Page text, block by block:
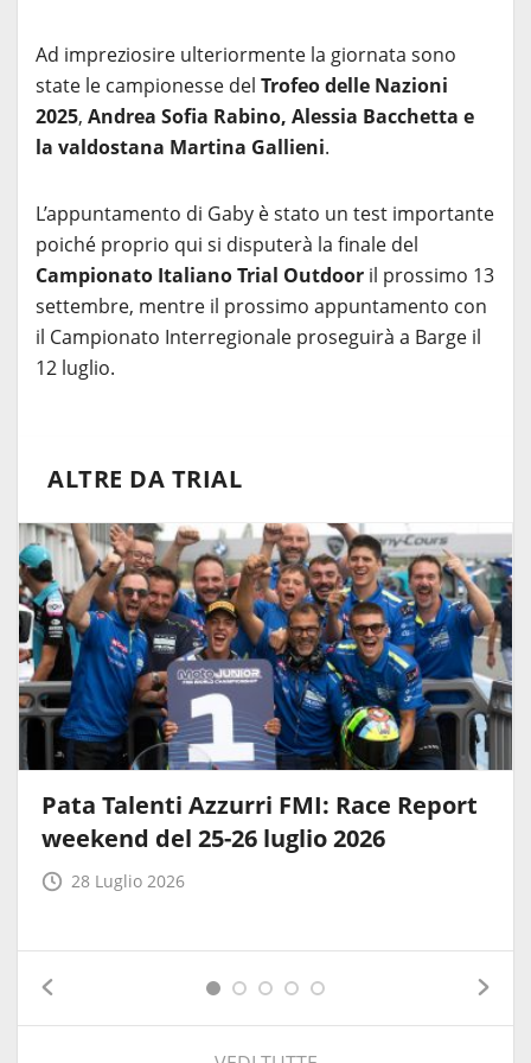
Ad impreziosire ulteriormente la giornata sono
state le campionesse del Trofeo delle Nazioni
2025, Andrea Sofia Rabino, Alessia Bacchetta e
la valdostana Martina Gallieni.
L’appuntamento di Gaby è stato un test importante
poiché proprio qui si disputerà la finale del
Campionato Italiano Trial Outdoor il prossimo 13
settembre, mentre il prossimo appuntamento con
il Campionato Interregionale proseguirà a Barge il
12 luglio.
ALTRE DA TRIAL
Pata Talenti Azzurri FMI: Race Report
weekend del 25-26 luglio 2026
28 Luglio 2026